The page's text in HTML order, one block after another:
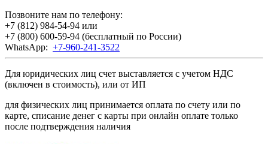
Позвоните нам по телефону:
+7 (812) 984-54-94 или
+7 (800) 600-59-94 (бесплатный по России)
WhatsApp: +7-960-241-3522
Для юридических лиц счет выставляется с учетом НДС
(включен в стоимость), или от ИП
для физических лиц принимается оплата по счету или по
карте, списание денег с карты при онлайн оплате только
после подтверждения наличия